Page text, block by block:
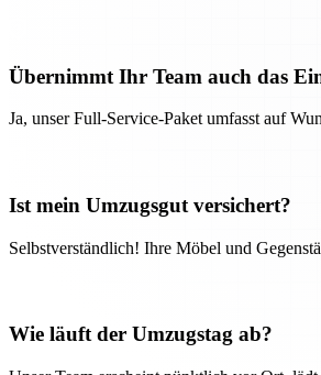
Übernimmt Ihr Team auch das
Ja, unser Full-Service-Paket umfasst auf
Ist mein Umzugsgut versichert?
Selbstverständlich! Ihre Möbel und
Wie läuft der Umzugstag ab?